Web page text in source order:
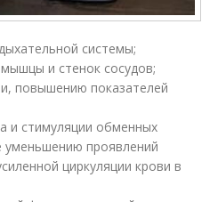
системы;
и стенок сосудов;
повышению показателей
и стимуляции обменных
уменьшению проявлений
циркуляции крови в